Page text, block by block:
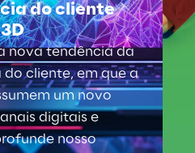
do cliente
nova tendência da
cliente, em que a
um novo
digitais e
nosso